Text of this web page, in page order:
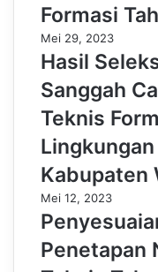
Formasi
Mei 29, 2023
Hasil
Sanggah
Teknis
Kabupaten
Mei 12, 2023
Penetapan